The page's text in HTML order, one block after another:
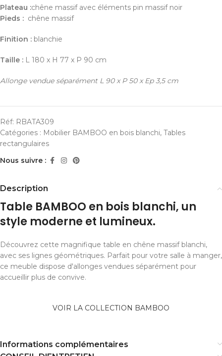
Plateau :chêne massif avec éléments pin massif noir
Pieds : chêne massif
Finition : blanchie
Taille : L 180 x H 77 x P 90 cm
Allonge vendue séparément L 90 x P 50 x Ep 3,5 cm
Réf: RBATA309
Catégories : Mobilier BAMBOO en bois blanchi, Tables
rectangulaires
Nous suivre :
Description
Table BAMBOO en bois blanchi, un
style moderne et lumineux.
Découvrez cette magnifique table en chêne massif blanchi,
avec ses lignes géométriques. Parfait pour votre salle à manger,
ce meuble dispose d'allonges vendues séparément pour
accueillir plus de convive.
VOIR LA COLLECTION BAMBOO
Informations complémentaires